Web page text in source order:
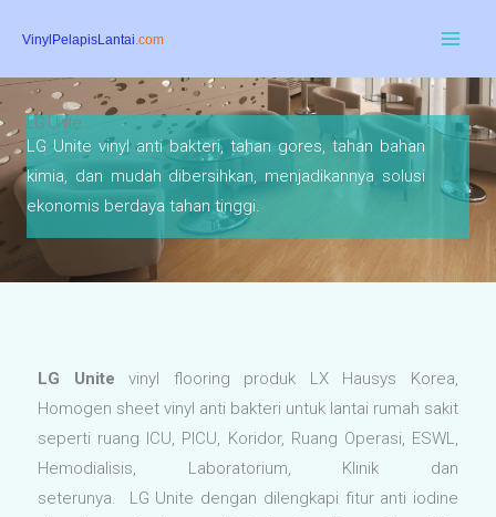
content
LG Unite
LG Unite vinyl anti bakteri, tahan gores, tahan bahan
kimia, dan mudah dibersihkan, menjadikannya solusi
ekonomis berdaya tahan tinggi.
LG Unite vinyl flooring produk LX Hausys Korea,
Homogen sheet vinyl anti bakteri untuk lantai rumah sakit
seperti ruang ICU, PICU, Koridor, Ruang Operasi, ESWL,
Hemodialisis, Laboratorium, Klinik dan
seterunya. LG Unite dengan dilengkapi fitur anti iodine